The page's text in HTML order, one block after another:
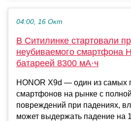
04:00, 16 Окт
В Ситилинке стартовали
неубиваемого смартфона
батареей 8300 мА·ч
HONOR X9d — один из самых
смартфонов на рынке с
повреждений при падениях,
может выдержать падение на